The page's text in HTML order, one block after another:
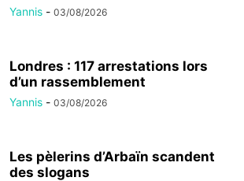
Yannis - 03/08/2026
Londres : 117 arrestations lors
d’un rassemblement
Yannis - 03/08/2026
Les pèlerins d’Arbaïn scandent
des slogans